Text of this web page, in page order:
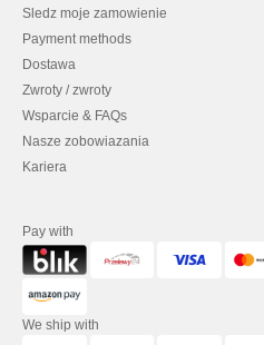
Sledz moje zamowienie
Payment methods
Dostawa
Zwroty / zwroty
Wsparcie & FAQs
Nasze zobowiazania
Kariera
Pay with
We ship with